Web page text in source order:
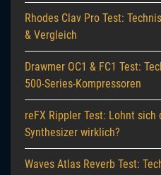
Rhodes Clav Pro Test:
& Vergleich
Drawmer OC1 & FC1 Test:
500-Series-Kompressoren
reFX Rippler Test: Lohnt
Synthesizer wirklich?
Waves Atlas Reverb Test: